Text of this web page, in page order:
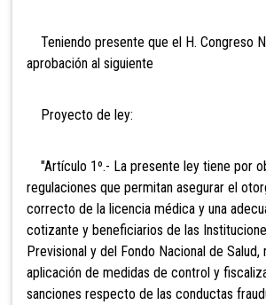
Teniendo presente que el H. Congreso
aprobación al siguiente
Proyecto de ley:
"Artículo 1º.- La presente ley tiene por
regulaciones que permitan asegurar el
correcto de la licencia médica y una
cotizante y beneficiarios de las
Previsional y del Fondo Nacional de Salud,
aplicación de medidas de control y
sanciones respecto de las conductas